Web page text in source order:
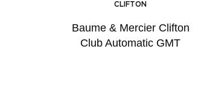
CLIFTON
Baume & Mercier Clifton
Club Automatic GMT